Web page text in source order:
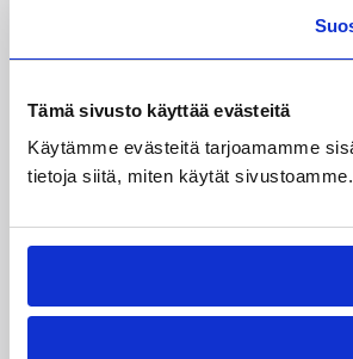
Tämä sivusto käyttää evästeitä
Käytämme evästeitä tarjoamamme
tietoja siitä, miten käytät